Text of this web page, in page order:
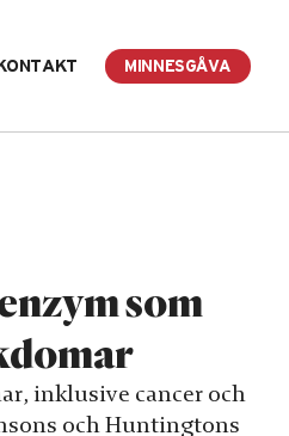
MINNESGÅVA
som
inklusive cancer och
och Huntingtons